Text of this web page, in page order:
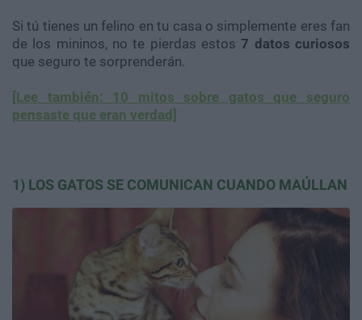
Si tú tienes un felino en tu casa o simplemente eres fan
de los mininos, no te pierdas estos7 datos curiosos
que seguro te sorprenderán.
[Lee también: 10 mitos sobre gatos que seguro
pensaste que eran verdad]
1) LOS GATOS SE COMUNICAN CUANDO MAÚLLAN